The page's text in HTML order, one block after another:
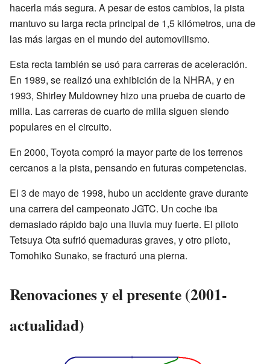
hacerla más segura. A pesar de estos cambios, la pista
mantuvo su larga recta principal de 1,5 kilómetros, una de
las más largas en el mundo del automovilismo.
Esta recta también se usó para carreras de aceleración.
En 1989, se realizó una exhibición de la NHRA, y en
1993, Shirley Muldowney hizo una prueba de cuarto de
milla. Las carreras de cuarto de milla siguen siendo
populares en el circuito.
En 2000, Toyota compró la mayor parte de los terrenos
cercanos a la pista, pensando en futuras competencias.
El 3 de mayo de 1998, hubo un accidente grave durante
una carrera del campeonato JGTC. Un coche iba
demasiado rápido bajo una lluvia muy fuerte. El piloto
Tetsuya Ota sufrió quemaduras graves, y otro piloto,
Tomohiko Sunako, se fracturó una pierna.
Renovaciones y el presente (2001-
actualidad)